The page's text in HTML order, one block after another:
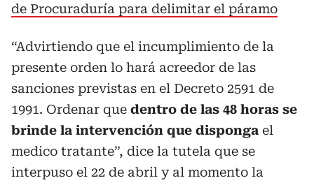
de Procuraduría para delimitar el páramo
“Advirtiendo que el incumplimiento de la
presente orden lo hará acreedor de las
sanciones previstas en el Decreto 2591 de
1991. Ordenar que dentro de las 48 horas se
brinde la intervención que disponga el
medico tratante”, dice la tutela que se
interpuso el 22 de abril y al momento la